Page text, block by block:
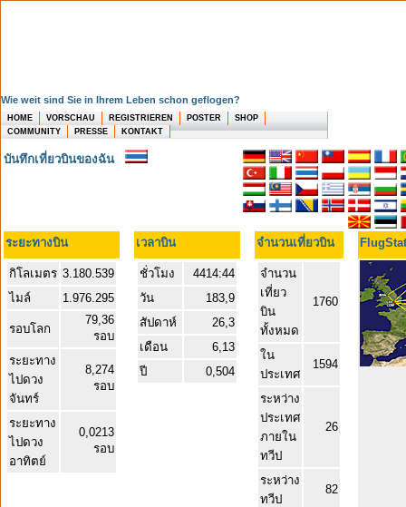
Wie weit sind Sie in Ihrem Leben schon geflogen?
HOME VORSCHAU REGISTRIEREN POSTER
SHOP
COMMUNITY
PRESSE KONTAKT
บันทึกเที่ยวบินของฉัน
ระยะทางบิน เวลาบิน จำนวนเที่ยวบิน
กิโลเมตร 3.180.539
ไมล์
1.976.295
รอบโลก
79,36
รอบ
ระยะทาง
ไปดวง
จันทร์
8,274
รอบ
ระยะทาง
ไปดวง
อาทิตย์
0,0213
รอบ
ชั่วโมง
4414:44
วัน
183,9
สัปดาห์
26,3
เดือน
6,13
ปี
0,504
จำนวน
เที่ยว
บิน
ทั้งหมด
1760
ใน
ประเทศ
1594
ระหว่าง
ประเทศ
ภายใน
ทวีป
26
ระหว่าง
ทวีป
82